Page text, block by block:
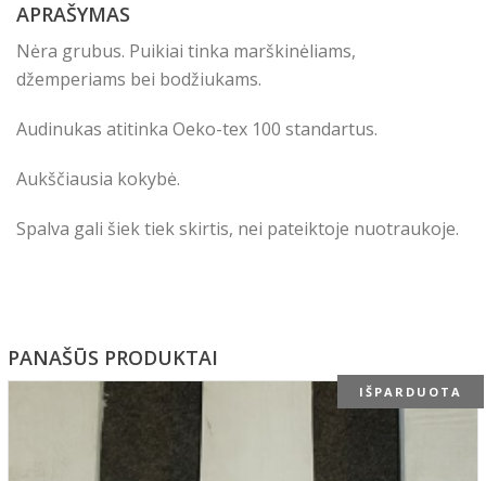
APRAŠYMAS
Nėra grubus. Puikiai tinka marškinėliams,
džemperiams bei bodžiukams.
Audinukas atitinka Oeko-tex 100 standartus.
Aukščiausia kokybė.
Spalva gali šiek tiek skirtis, nei pateiktoje nuotraukoje.
PANAŠŪS PRODUKTAI
IŠPARDUOTA